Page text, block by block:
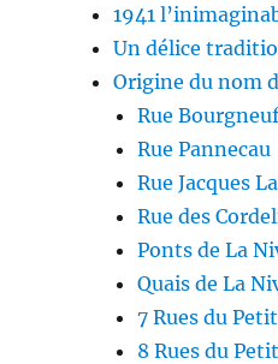
1941
Un délice
Origine du nom
Rue
Rue Pannecau
Rue Jacques
Rue des
Ponts de La
Quais de La
7 Rues du
8 Rues du